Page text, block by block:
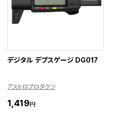
デジタル デプスゲージ DG017
アストロプロダクツ
1,419円